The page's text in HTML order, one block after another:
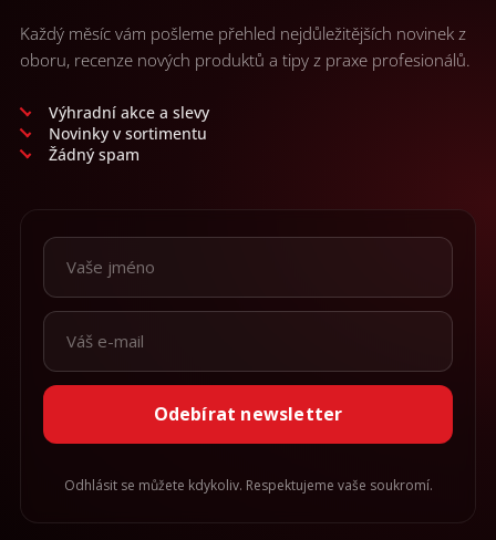
Každý měsíc vám pošleme přehled nejdůležitějších novinek z
oboru, recenze nových produktů a tipy z praxe profesionálů.
Výhradní akce a slevy
Novinky v sortimentu
Žádný spam
Odebírat newsletter
Odhlásit se můžete kdykoliv. Respektujeme vaše soukromí.